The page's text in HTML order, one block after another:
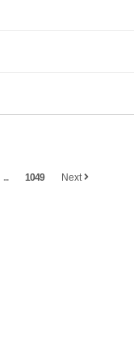
... 1049 Next